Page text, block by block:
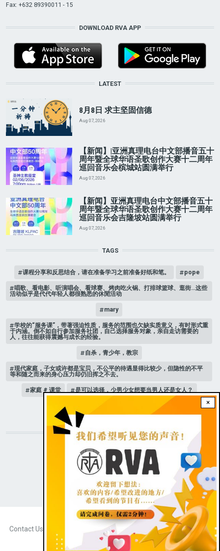
×
Fax: +632 89390011 - 15
DOWNLOAD RVA APP
LATEST
8月8日 求主坚固信德
Aug 07, 2026
【新闻】|亚洲真理电台中文部播音五十
周年暨全球华语圣歌创作大赛十二周年
巡回音乐会槟城站圆满举行
Aug 07, 2026
【新闻】亚洲真理电台中文部播音五十
周年暨全球华语圣歌创作大赛十二周年
巡回音乐会吉隆坡站圆满举行
Aug 07, 2026
TAGS
课程分享和反思结合，请在准备学习之前准备好纸和笔。 pope
唱歌、看电影、听演唱会、看球赛、烤肉吃火锅、打排球篮球、逛街…这些
活动似乎是代代年轻人都很熟悉的休閒活动
mary
学校的“服务课”，带著强迫性质，服务的范围也欠缺实质意义，有时形式重
于内涵。倒不如自行参加服务社团，自己选择服务对象，亲自走访需要的
人，往往能获得震撼与成长的经验。
自杀，青少年，教宗
现代家庭，子女或许都是宝贝，不公平的待遇显得比较少，但隐性的不平
等和随之而来的身心压力却仍旧挥之不去。
家庭 # 课堂 是可以选择，少男少女想要当男人还是女人？
STAY CONNECTED WITH US!
Radio Veritas Asia © 2023
Contact Us
Dark theme